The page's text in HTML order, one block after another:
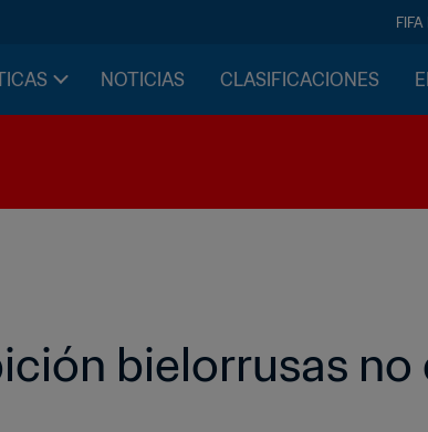
FIFA
NOTICIAS CLASIFICACIONES
bielorrusas no